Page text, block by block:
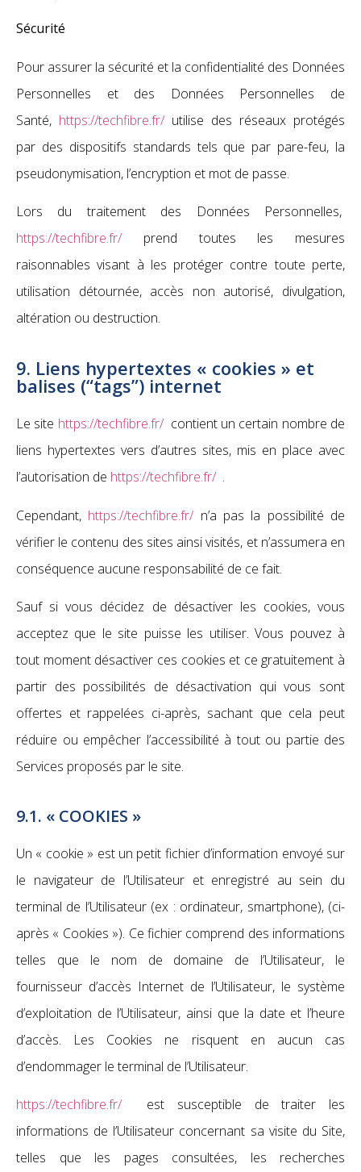
Sécurité
Pour assurer la sécurité et la confidentialité des Données
Personnelles et des Données Personnelles de
Santé, https://techfibre.fr/ utilise des réseaux protégés
par des dispositifs standards tels que par pare-feu, la
pseudonymisation, l’encryption et mot de passe.
Lors du traitement des Données Personnelles,
https://techfibre.fr/ prend toutes les mesures
raisonnables visant à les protéger contre toute perte,
utilisation détournée, accès non autorisé, divulgation,
altération ou destruction.
9. Liens hypertextes « cookies » et
balises (“tags”) internet
Le site https://techfibre.fr/contient un certain nombre de
liens hypertextes vers d’autres sites, mis en place avec
l’autorisation de https://techfibre.fr/ .
Cependant, https://techfibre.fr/ n’a pas la possibilité de
vérifier le contenu des sites ainsi visités, et n’assumera en
conséquence aucune responsabilité de ce fait.
Sauf si vous décidez de désactiver les cookies, vous
acceptez que le site puisse les utiliser. Vous pouvez à
tout moment désactiver ces cookies et ce gratuitement à
partir des possibilités de désactivation qui vous sont
offertes et rappelées ci-après, sachant que cela peut
réduire ou empêcher l’accessibilité à tout ou partie des
Services proposés par le site.
9.1. « COOKIES »
Un « cookie » est un petit fichier d’information envoyé sur
le navigateur de l’Utilisateur et enregistré au sein du
terminal de l’Utilisateur (ex : ordinateur, smartphone), (ci-
après « Cookies »). Ce fichier comprend des informations
telles que le nom de domaine de l’Utilisateur, le
fournisseur d’accès Internet de l’Utilisateur, le système
d’exploitation de l’Utilisateur, ainsi que la date et l’heure
d’accès. Les Cookies ne risquent en aucun cas
d’endommager le terminal de l’Utilisateur.
https://techfibre.fr/ est susceptible de traiter les
informations de l’Utilisateur concernant sa visite du Site,
telles que les pages consultées, les recherches